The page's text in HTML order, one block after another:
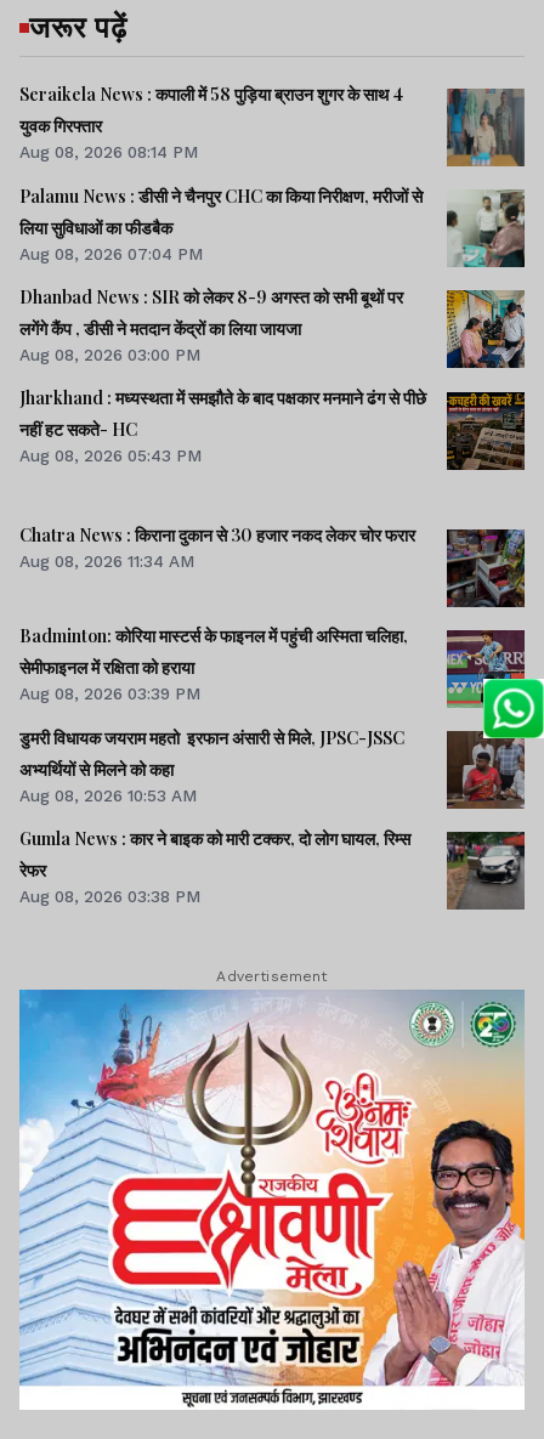
जरूर पढ़ें
Seraikela News : कपाली में 58 पुड़िया ब्राउन शुगर के साथ 4
युवक गिरफ्तार
Aug 08, 2026 08:14 PM
Palamu News : डीसी ने चैनपुर CHC का किया निरीक्षण, मरीजों से
लिया सुविधाओं का फीडबैक
Aug 08, 2026 07:04 PM
Dhanbad News : SIR को लेकर 8-9 अगस्त को सभी बूथों पर
लगेंगे कैंप , डीसी ने मतदान केंद्रों का लिया जायजा
Aug 08, 2026 03:00 PM
Jharkhand : मध्यस्थता में समझौते के बाद पक्षकार मनमाने ढंग से पीछे
नहीं हट सकते- HC
Aug 08, 2026 05:43 PM
Chatra News : किराना दुकान से 30 हजार नकद लेकर चोर फरार
Aug 08, 2026 11:34 AM
Badminton: कोरिया मास्टर्स के फाइनल में पहुंची अस्मिता चलिहा,
सेमीफाइनल में रक्षिता को हराया
Aug 08, 2026 03:39 PM
डुमरी विधायक जयराम महतो इरफान अंसारी से मिले, JPSC-JSSC
अभ्यर्थियों से मिलने को कहा
Aug 08, 2026 10:53 AM
Gumla News : कार ने बाइक को मारी टक्कर, दो लोग घायल, रिम्स
रेफर
Aug 08, 2026 03:38 PM
Advertisement